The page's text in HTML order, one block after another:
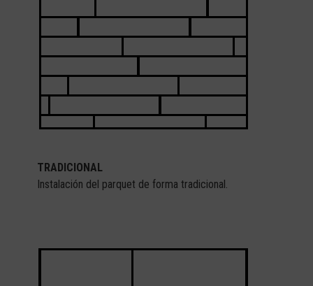
TRADICIONAL
Instalación del parquet de forma tradicional.